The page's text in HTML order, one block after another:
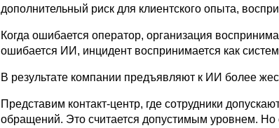
дополнительный риск для клиентского опыта,
Когда ошибается оператор, организация
ошибается ИИ, инцидент воспринимается как
В результате компании предъявляют к ИИ более
Представим контакт-центр, где сотрудники
обращений. Это считается допустимым уровнем.